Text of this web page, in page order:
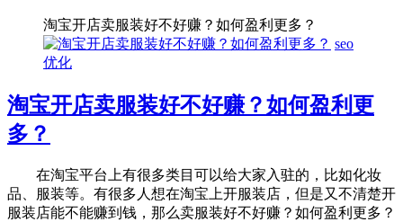
淘宝开店卖服装好不好赚？如何盈利更多？
seo
优化
淘宝开店卖服装好不好赚？如何盈利更
多？
在淘宝平台上有很多类目可以给大家入驻的，比如化妆
品、服装等。有很多人想在淘宝上开服装店，但是又不清楚开
服装店能不能赚到钱，那么卖服装好不好赚？如何盈利更多？